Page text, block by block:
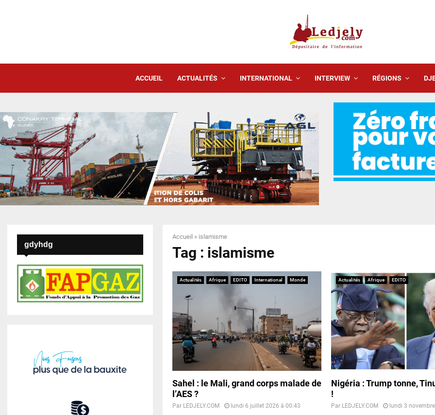
ACCUEIL ACTUALITÉS INTERNATIONAL INTERVIEW RÉGIONS
Accueil » islamisme
Tag : islamisme
Actualités Afrique EDITO International Monde
Sahel : le Mali, grand corps malade de
l’AES ?
Par LEDJELY.COM lundi 6 juillet 2026 à 00:43
Actualités Afrique EDITO
Nigéria : Trump tonne,
!
Par LEDJELY.COM lundi 3
gdyhdg